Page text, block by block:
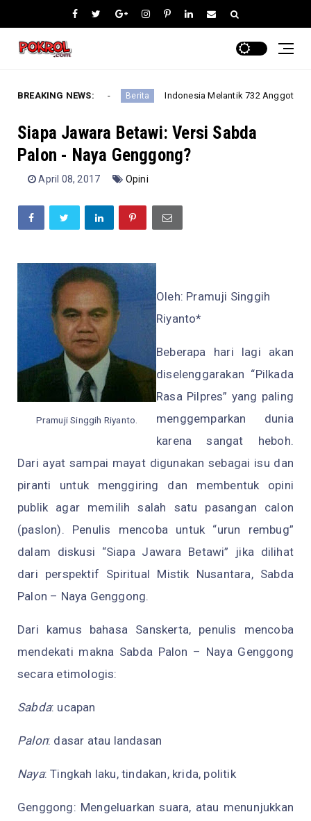
BREAKING NEWS:
Amanah? Berita Indonesia Melantik 732 Anggota MPR
Siapa Jawara Betawi: Versi Sabda
Palon - Naya Genggong?
April 08, 2017 Opini
Pramuji Singgih Riyanto.
Oleh: Pramuji Singgih
Riyanto*
Beberapa hari lagi akan
diselenggarakan “Pilkada
Rasa Pilpres” yang paling
menggemparkan dunia
karena sangat heboh.
Dari ayat sampai mayat digunakan sebagai isu dan
piranti untuk menggiring dan membentuk opini
publik agar memilih salah satu pasangan calon
(paslon). Penulis mencoba untuk “urun rembug”
dalam diskusi “Siapa Jawara Betawi” jika dilihat
dari perspektif Spiritual Mistik Nusantara, Sabda
Palon – Naya Genggong.
Dari kamus bahasa Sanskerta, penulis mencoba
mendekati makna Sabda Palon – Naya Genggong
secara etimologis:
Sabda: ucapan
Palon: dasar atau landasan
Naya: Tingkah laku, tindakan, krida, politik
Genggong: Mengeluarkan suara, atau menunjukkan